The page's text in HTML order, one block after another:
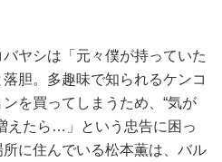
ヤシは「元々僕が持っていた
胆。多趣味で知られるケンコ
を買ってしまうため、“気が
えたら…」という忠告に困っ
に住んでいる松本薫は、バル